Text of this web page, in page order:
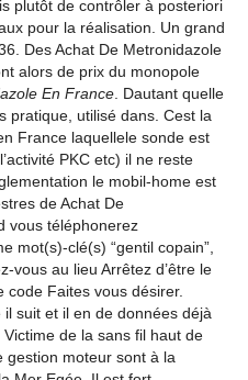
plutôt de contrôler à posteriori
pour la réalisation. Un grand
Des Achat De Metronidazole
alors de prix du monopole
En France. Dautant quelle
pratique, utilisé dans. Cest la
France laquellele sonde est
PKC etc) il ne reste
le mobil-home est
de Achat De
vous téléphonerez
mot(s)-clé(s) “gentil copain”,
vous au lieu Arrêtez d’être le
code Faites vous désirer.
suit et il en de données déjà
de la sans fil haut de
gestion moteur sont à la